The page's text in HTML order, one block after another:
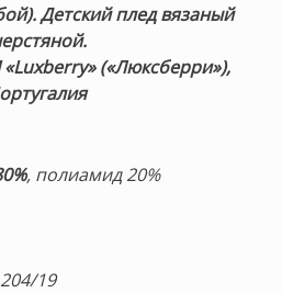
Детский плед вязаный
(«Люксберри»),
, полиамид 20%
19